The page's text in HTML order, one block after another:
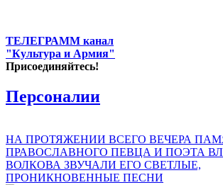
ТЕЛЕГРАММ канал
"Культура и Армия"
Присоединяйтесь!
Персоналии
НА ПРОТЯЖЕНИИ ВСЕГО ВЕЧЕРА
ПРАВОСЛАВНОГО ПЕВЦА И ПОЭТА
ВОЛКОВА ЗВУЧАЛИ ЕГО СВЕТЛЫЕ,
ПРОНИКНОВЕННЫЕ ПЕСНИ